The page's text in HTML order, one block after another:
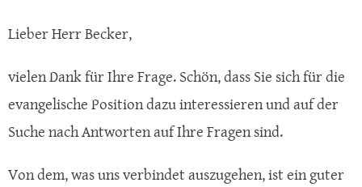
Lieber Herr Becker,
vielen Dank für Ihre Frage. Schön, dass Sie sich für die
evangelische Position dazu interessieren und auf der
Suche nach Antworten auf Ihre Fragen sind.
Von dem, was uns verbindet auszugehen, ist ein guter